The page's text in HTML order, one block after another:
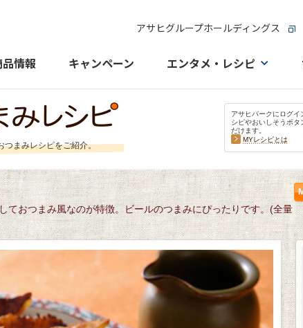
アサヒグループホールディングス
品情報 キャンペーン エンタメ・レシピ
つまみレシピをご紹介。
アサヒパークにログイ
シピやおいしそうボタ
だけます。
MYレシピとは
ておつまみ風なのが特徴。ビールのつまみにぴったりです。(全量